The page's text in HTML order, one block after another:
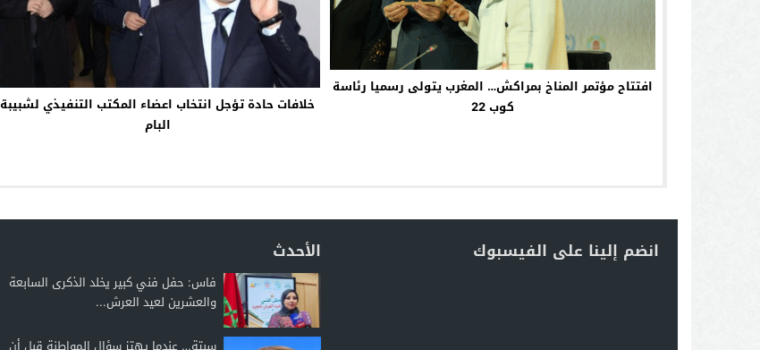
افتتاح مؤتمر المناخ بمراكش… المغرب يتولى رسميا رئاسة
كوب 22
خلافات حادة تؤجل انتخاب اعضاء المكتب التنفيذي لشبيبة
البام
انضم إلينا على الفيسبوك الأحدث
فاس: حفل فني كبير يخلد الذكرى السابعة
والعشرين لعيد العرش...